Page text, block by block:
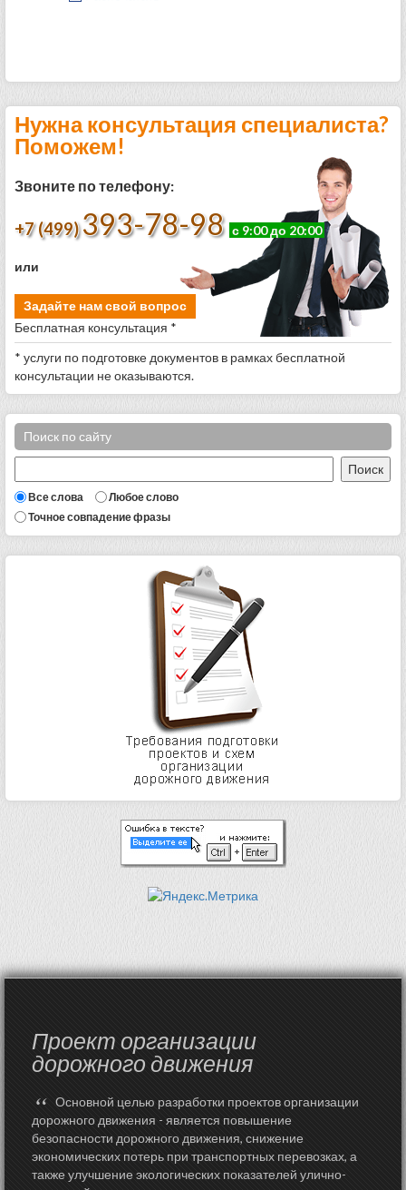
Нужна консультация специалиста?
Поможем!
Звоните по телефону:
+7 (499) 393-78-98 с 9:00 до 20:00
или
Задайте нам свой вопрос
Бесплатная консультация *
* услуги по подготовке документов в рамках бесплатной
консультации не оказываются.
Поиск по сайту
Все слова
Любое слово
Точное совпадение фразы
Проект организации
дорожного движения
“ Основной целью разработки проектов организации
дорожного движения - является повышение
безопасности дорожного движения, снижение
экономических потерь при транспортных перевозках, а
также улучшение экологических показателей улично-